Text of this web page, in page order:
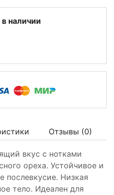
наличии
Отзывы (0)
вкус с нотками
ореха. Устойчивое и
послевкусие. Низкая
тело. Идеален для